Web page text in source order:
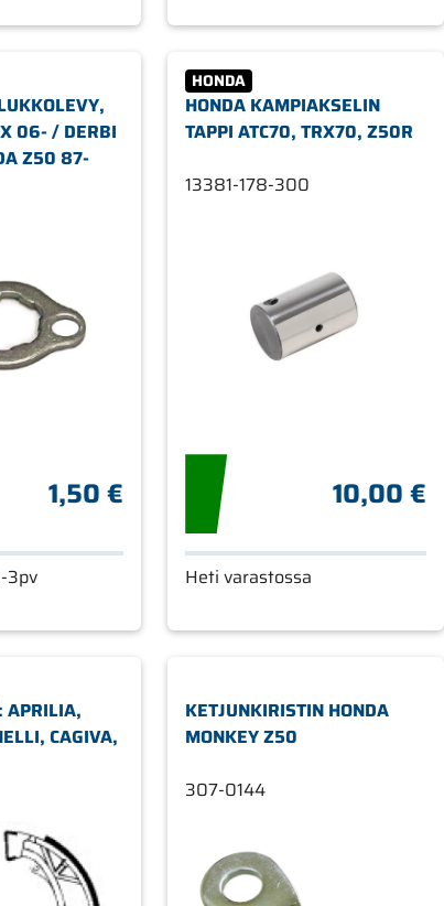
06- / DERBI
Z50 87-
1,50 €
3pv
HONDA
HONDA KAMPIAKSELIN
TAPPI ATC70, TRX70, Z50R
13381-178-300
10,00 €
Heti varastossa
APRILIA,
CAGIVA,
KETJUNKIRISTIN HONDA
MONKEY Z50
307-0144